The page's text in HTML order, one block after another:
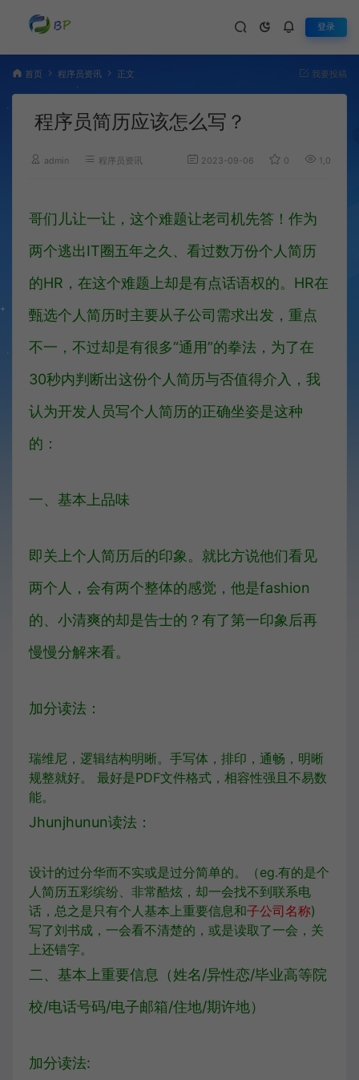
登录
首页 程序员资讯 正文 我要投稿
程序员简历应该怎么写？
admin 程序员资讯 2023-09-06 0 1,087
哥们儿让一让，这个难题让老司机先答！作为
两个逃出IT圈五年之久、看过数万份个人简历
的HR，在这个难题上却是有点话语权的。HR在
甄选个人简历时主要从子公司需求出发，重点
不一，不过却是有很多“通用”的拳法，为了在
30秒内判断出这份个人简历与否值得介入，我
认为开发人员写个人简历的正确坐姿是这种
的：
一、基本上品味
即关上个人简历后的印象。就比方说他们看见
两个人，会有两个整体的感觉，他是fashion
的、小清爽的却是告士的？有了第一印象后再
慢慢分解来看。
加分读法：
瑞维尼，逻辑结构明晰。手写体，排印，通畅，明晰
规整就好。 最好是PDF文件格式，相容性强且不易数
能。
Jhunjhunun读法：
设计的过分华而不实或是过分简单的。（eg.有的是个
人简历五彩缤纷、非常酷炫，却一会找不到联系电
话，总之是只有个人基本上重要信息和子公司名称)
写了刘书成，一会看不清楚的，或是读取了一会，关
上还错字。
二、基本上重要信息（姓名/异性恋/毕业高等院
校/电话号码/电子邮箱/住地/期许地）
加分读法: